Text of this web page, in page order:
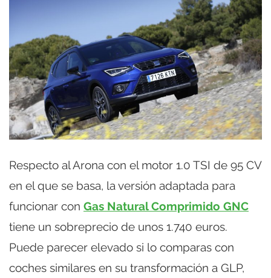
Respecto al Arona con el motor 1.0 TSI de 95 CV
en el que se basa, la versión adaptada para
funcionar con Gas Natural Comprimido GNC
tiene un sobreprecio de unos 1.740 euros.
Puede parecer elevado si lo comparas con
coches similares en su transformación a GLP,